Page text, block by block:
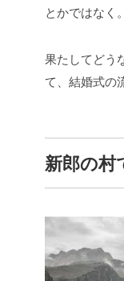
とかではなく
果たしてどう
て、結婚式の
新郎の村